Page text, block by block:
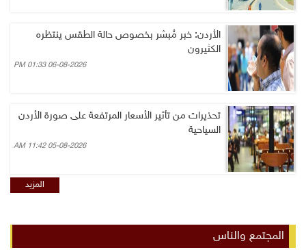
الأردن: خبر مُبشر بخصوص حالة الطقس ينتظره
الكثيرون
06-08-2026 01:33 PM
تحذيرات من تأثير الأسعار المرتفعة على صورة الأردن
السياحية
05-08-2026 11:42 AM
المزيد
المجتمع والناس